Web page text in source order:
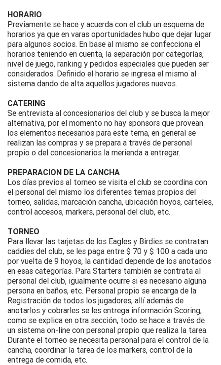
HORARIO
Previamente se hace y acuerda con el club un esquema de
horarios ya que en varas oportunidades hubo que dejar lugar
para algunos socios. En base al mismo se confecciona el
horarios teniendo en cuenta, la separación por categorías,
nivel de juego, ranking y pedidos especiales que pueden ser
considerados. Definido el horario se ingresa el mismo al
sistema dando de alta aquellos jugadores nuevos.
CATERING
Se entrevista al concesionarios del club y se busca la mejor
alternativa, por el momento no hay sponsors que provean
los elementos necesarios para este tema, en general se
realizan las compras y se prepara a través de personal
propio o del concesionarios la merienda a entregar.
PREPARACION DE LA CANCHA
Los días previos al torneo se visita el club se coordina con
el personal del mismo los diferentes temas propios del
torneo, salidas, marcación cancha, ubicación hoyos, carteles,
control accesos, markers, personal del club, etc.
TORNEO
Para llevar las tarjetas de los Eagles y Birdies se contratan
caddies del club, se les paga entre $ 70 y $ 100 a cada uno
por vuelta de 9 hoyos, la cantidad depende de los anotados
en esas categorías. Para Starters también se contrata al
personal del club, igualmente ocurre si es necesario alguna
persona en baños, etc. Personal propio se encarga de la
Registración de todos los jugadores, allí además de
anotarlos y cobrarles se les entrega información Scoring,
como se explica en otra sección, todo se hace a través de
un sistema on-line con personal propio que realiza la tarea.
Durante el torneo se necesita personal para el control de la
cancha, coordinar la tarea de los markers, control de la
entrega de comida, etc.